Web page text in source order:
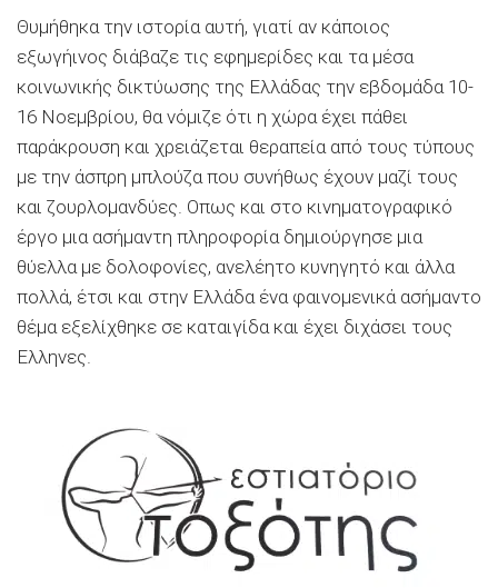
Θυμήθηκα την ιστορία αυτή, γιατί αν κάποιος
εξωγήινος διάβαζε τις εφημερίδες και τα μέσα
κοινωνικής δικτύωσης της Ελλάδας την εβδομάδα 10-
16 Νοεμβρίου, θα νόμιζε ότι η χώρα έχει πάθει
παράκρουση και χρειάζεται θεραπεία από τους τύπους
με την άσπρη μπλούζα που συνήθως έχουν μαζί τους
και ζουρλομανδύες. Οπως και στο κινηματογραφικό
έργο μια ασήμαντη πληροφορία δημιούργησε μια
θύελλα με δολοφονίες, ανελέητο κυνηγητό και άλλα
πολλά, έτσι και στην Ελλάδα ένα φαινομενικά ασήμαντο
θέμα εξελίχθηκε σε καταιγίδα και έχει διχάσει τους
Ελληνες.